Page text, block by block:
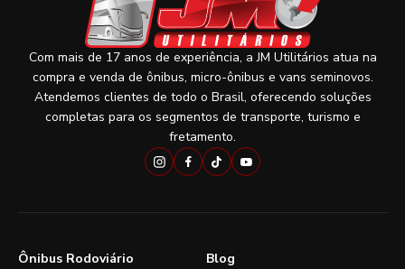
Com mais de 17 anos de experiência, a JM Utilitários atua na
compra e venda de ônibus, micro-ônibus e vans seminovos.
Atendemos clientes de todo o Brasil, oferecendo soluções
completas para os segmentos de transporte, turismo e
fretamento.
Ônibus Rodoviário
Blog